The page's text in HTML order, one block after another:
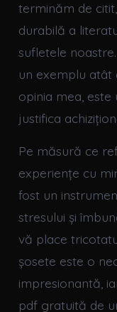
terminăm de
durabilă a
sufletele
un exemplu atât
opinia mea,
justifica
Pe măsură ce
experiențe cu
fost un
stresului și
vă place
șosete este o
impresionantă,
pdf gratuită de